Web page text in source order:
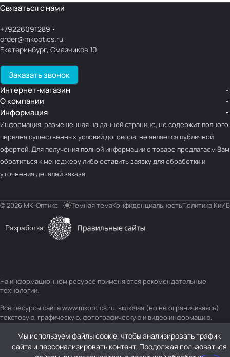
Связаться с нами
+79226091289
order@mkoptics.ru
Екатеринбург, Смазчиков 10
Заказать звонок
Интернет-магазин
О компании
Информация
Информация, размещенная на данной странице, не содержит полного
перечня существенных условий договора, не является публичной
офертой. Для получения полной информации о товаре предлагаем Вам
обратиться к менеджеру либо оставить заявку для обработки и
уточнения деталей заказа.
© 2026 МК-Оптикс Темная темаКонфиденциальностьПолитика КиИБ
Разработка:
На информационном ресурсе применяются рекомендательные
технологии.
Все ресурсы сайта www.mkoptics.ru, включая (но не ограничиваясь)
текстовую, графическую, фотографическую и видео информацию,
наименование являются объектами авторского права и прав на
интеллектуальную собственность, защищены российским
законодательством и международными соглашениями об охране
Мы используем файлы соокіе, чтобы анализировать трафик
сайта и персонализировать контент. Продолжая пользоваться